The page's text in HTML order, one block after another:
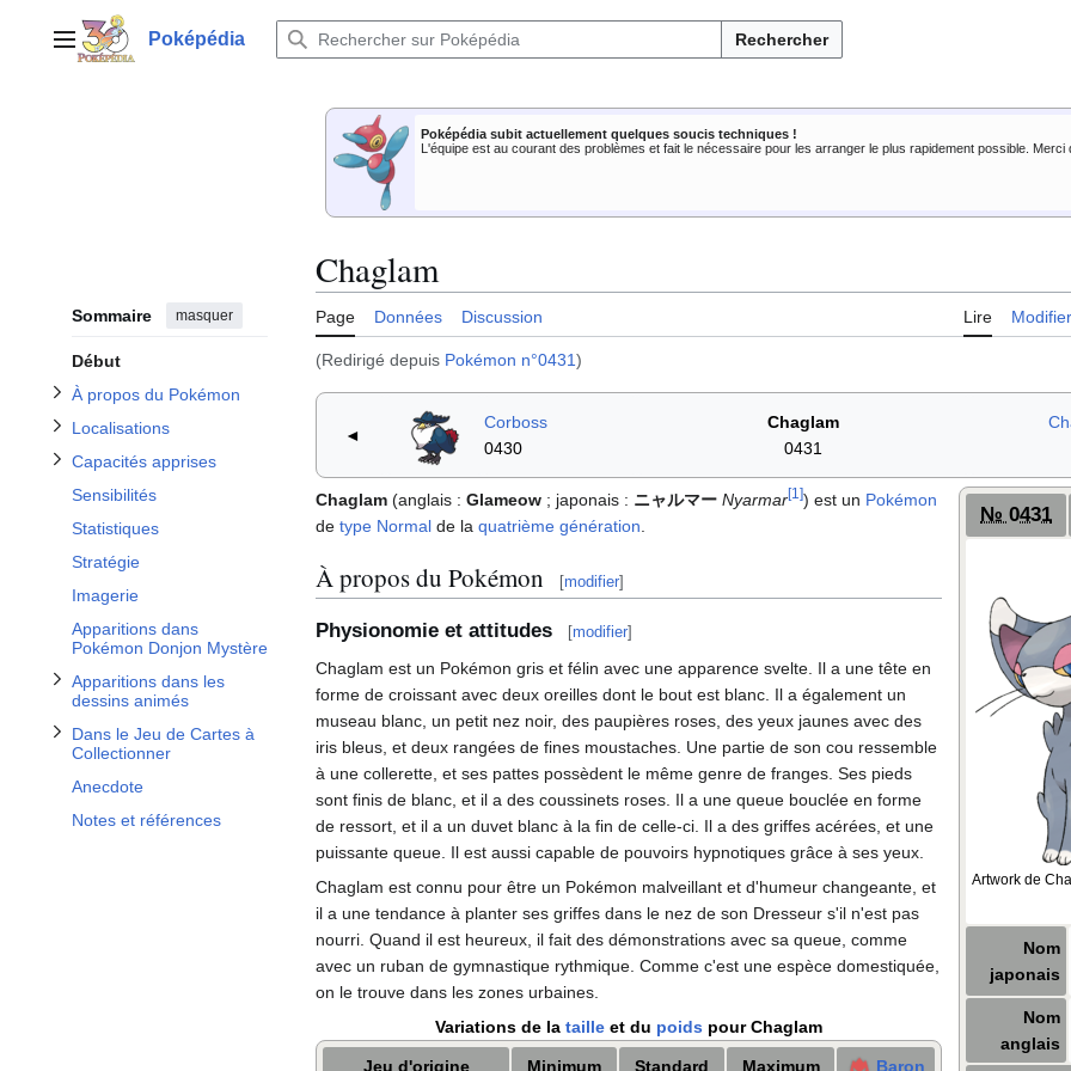
contenuMenu principalPoképédia Rechercher
Poképédia subit actuellement quelques soucis techniques !
L'équipe est au courant des problèmes et fait le nécessaire pour les arranger le plus rapidement possible.
Sommaire masquer
Début
À propos du Pokémon
Afficher / masquer la sous-section À propos du Pokémon
Localisations
Afficher / masquer la sous-section Localisations
Capacités apprises
Afficher / masquer la sous-section Capacités apprises
Sensibilités
Statistiques
Stratégie
Imagerie
Apparitions dans
Pokémon Donjon Mystère
Apparitions dans les
dessins animés
Afficher / masquer la sous-section Apparitions dans les dessins animés
Dans le Jeu de Cartes à
Collectionner
Afficher / masquer la sous-section Dans le Jeu de Cartes à Collectionner
Anecdote
Notes et références
Chaglam
Page Données Discussion Lire Modifier
(Redirigé depuis Pokémon n°0431)
◄
Corboss
0430
Chaglam
0431
№ 0431
Artwork de
Nom
japonais
Nom
anglais
Chaglam (anglais : Glameow ; japonais : ニャルマー Nyarmar[1 ]) est un Pokémon
de type Normal de la quatrième génération
À propos du Pokémon [modifier]
Physionomie et attitudes [modifier]
Chaglam est un Pokémon gris et félin avec une apparence svelte. Il a une tête en
forme de croissant avec deux oreilles dont le bout est blanc. Il a également un
museau blanc, un petit nez noir, des paupières roses, des yeux jaunes avec des
iris bleus, et deux rangées de fines moustaches. Une partie de son cou ressemble
à une collerette, et ses pattes possèdent le même genre de franges. Ses pieds
sont finis de blanc, et il a des coussinets roses. Il a une queue bouclée en forme
de ressort, et il a un duvet blanc à la fin de celle-ci. Il a des griffes acérées, et une
puissante queue. Il est aussi capable de pouvoirs hypnotiques grâce à ses yeux.
Chaglam est connu pour être un Pokémon malveillant et d'humeur changeante, et
il a une tendance à planter ses griffes dans le nez de son Dresseur s'il n'est pas
nourri. Quand il est heureux, il fait des démonstrations avec sa queue, comme
avec un ruban de gymnastique rythmique. Comme c'est une espèce domestiquée,
on le trouve dans les zones urbaines.
Variations de la taille et du poids pour Chaglam
Jeu d'origine Minimum Standard Maximum Baron